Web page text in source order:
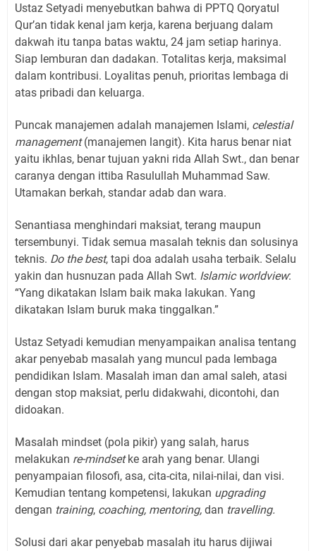
Ustaz Setyadi menyebutkan bahwa di PPTQ Qoryatul
Qur’an tidak kenal jam kerja, karena berjuang dalam
dakwah itu tanpa batas waktu, 24 jam setiap harinya.
Siap lemburan dan dadakan. Totalitas kerja, maksimal
dalam kontribusi. Loyalitas penuh, prioritas lembaga di
atas pribadi dan keluarga.
Puncak manajemen adalah manajemen Islami, celestial
management(manajemen langit). Kita harus benar niat
yaitu ikhlas, benar tujuan yakni rida Allah Swt., dan benar
caranya dengan ittiba Rasulullah Muhammad Saw.
Utamakan berkah, standar adab dan wara.
Senantiasa menghindari maksiat, terang maupun
tersembunyi. Tidak semua masalah teknis dan solusinya
teknis. Do the best, tapi doa adalah usaha terbaik. Selalu
yakin dan husnuzan pada Allah Swt. Islamic worldview:
“Yang dikatakan Islam baik maka lakukan. Yang
dikatakan Islam buruk maka tinggalkan.”
Ustaz Setyadi kemudian menyampaikan analisa tentang
akar penyebab masalah yang muncul pada lembaga
pendidikan Islam. Masalah iman dan amal saleh, atasi
dengan stop maksiat, perlu didakwahi, dicontohi, dan
didoakan.
Masalah mindset (pola pikir) yang salah, harus
melakukan re-mindsetke arah yang benar. Ulangi
penyampaian filosofi, asa, cita-cita, nilai-nilai, dan visi.
Kemudian tentang kompetensi, lakukan upgrading
dengan training, coaching, mentoring, dan travelling.
Solusi dari akar penyebab masalah itu harus dijiwai